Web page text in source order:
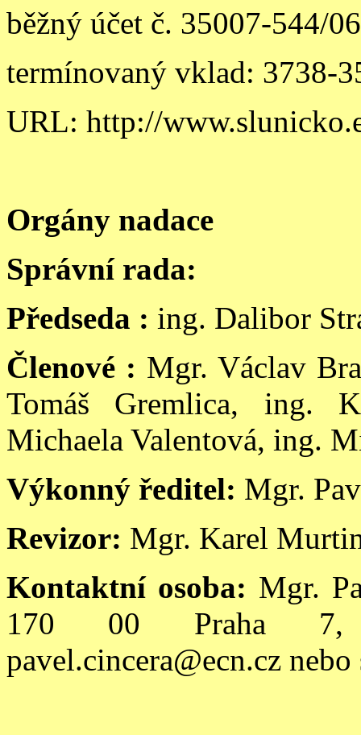
běžný účet č. 35007-544/
termínovaný vklad: 3738-
URL: http://
Orgány nadace
Správní rada:
Předseda : ing. Dalibor
Členové : Mgr. Václav
Tomáš Gremlica, ing.
Michaela Valentová, ing.
Výkonný ředitel: Mgr.
Revizor: Mgr. Karel
Kontaktní osoba: Mgr.
170 00 Praha 7,
pavel.cincera@ecn.cz